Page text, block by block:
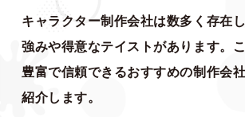
キャラクター制作会社は数多く存在
強みや得意なテイストがあります。
豊富で信頼できるおすすめの制作会
紹介します。